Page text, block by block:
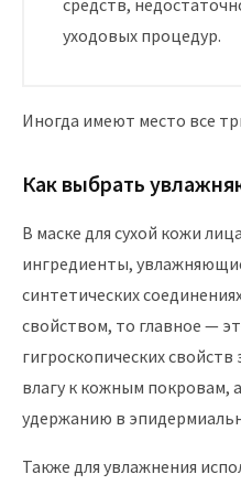
средств,
уходовых процедур.
Иногда имеют место все
Как выбрать
В маске для сухой кожи
ингредиенты,
синтетических
свойством, то главное —
гигроскопических
влагу к кожным покровам,
удержанию в
Также для увлажнения